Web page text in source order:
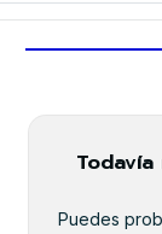
Puedes